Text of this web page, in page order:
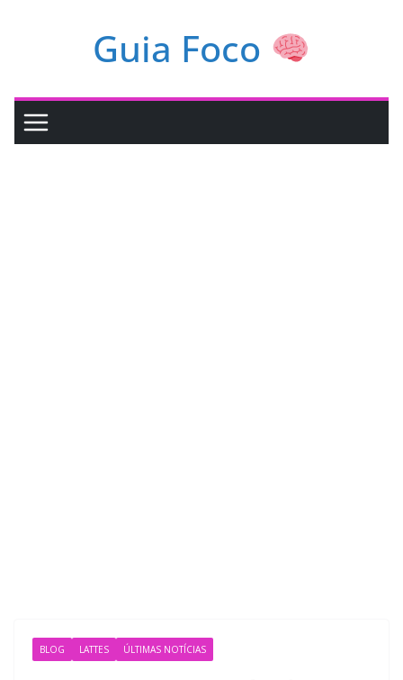
Guia Foco
BLOG LATTES ÚLTIMAS NOTÍCIAS